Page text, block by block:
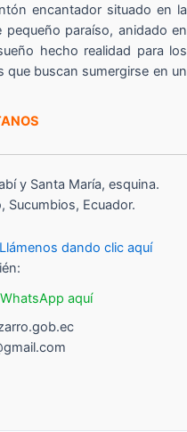
encantador situado en la
pequeño paraíso, anidado en
hecho realidad para los
que buscan sumergirse en un
y Santa María, esquina.
Sucumbios, Ecuador.
Llámenos dando clic aquí
aquí